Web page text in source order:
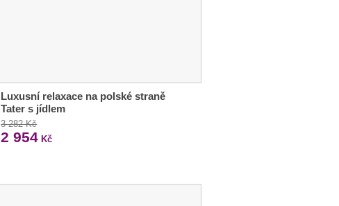
Luxusní relaxace na polské straně
Tater s jídlem
3 282 Kč
2 954 Kč